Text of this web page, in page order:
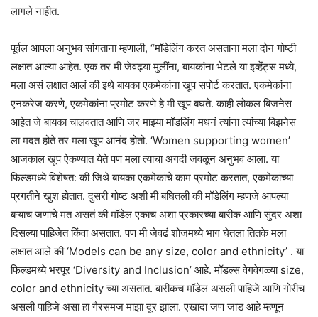
लागले नाहीत.
पूर्वल आपला अनुभव सांगताना म्हणाली, “मॉडेलिंग करत असताना मला दोन गोष्टी
लक्षात आल्या आहेत. एक तर मी जेवढ्या मुलींना, बायकांना भेटले या इव्हेंट्स मध्ये,
मला असं लक्षात आलं की इथे बायका एकमेकांना खूप सपोर्ट करतात. एकमेकांना
एनकरेज करणे, एकमेकांना प्रमोट करणे हे मी खूप बघते. काही लोकल बिजनेस
आहेत जे बायका चालवतात आणि जर माझ्या मॉडलिंग मधनं त्यांना त्यांच्या बिझनेस
ला मदत होते तर मला खूप आनंद होतो. ‘Women supporting women’
आजकाल खूप ऐकण्यात येते पण मला त्याचा अगदी जवळून अनुभव आला. या
फिल्डमध्ये विशेषत: की जिथे बायका एकमेकांचे काम प्रमोट करतात, एकमेकांच्या
प्रगतीने खुश होतात. दुसरी गोष्ट अशी मी बघितली की मॉडेलिंग म्हणजे आपल्या
बऱ्याच जणांचे मत असतं की मॉडेल एकाच अशा प्रकारच्या बारीक आणि सुंदर अशा
दिसल्या पाहिजेत किंवा असतात. पण मी जेवढं शोजमध्ये भाग घेतला तितके मला
लक्षात आले की ‘Models can be any size, color and ethnicity’ . या
फिल्डमध्ये भरपूर ‘Diversity and Inclusion’ आहे. मॉडल्स वेगवेगळ्या size,
color and ethnicity च्या असतात. बारीकच मॉडेल असली पाहिजे आणि गोरीच
असली पाहिजे असा हा गैरसमज माझा दूर झाला. एखादा जण जाड आहे म्हणून